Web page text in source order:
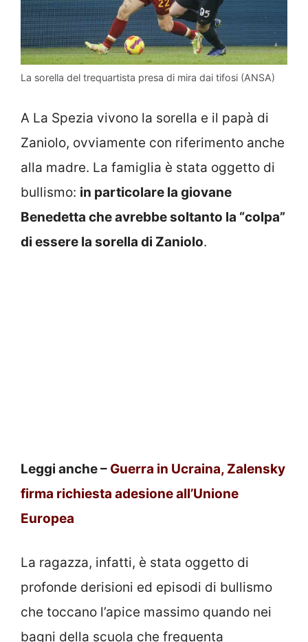
La sorella del trequartista presa di mira dai tifosi (ANSA)
A La Spezia vivono la sorella e il papà di
Zaniolo, ovviamente con riferimento anche
alla madre. La famiglia è stata oggetto di
bullismo: in particolare la giovane
Benedetta che avrebbe soltanto la “colpa”
di essere la sorella di Zaniolo.
Leggi anche – Guerra in Ucraina, Zalensky
firma richiesta adesione all’Unione
Europea
La ragazza, infatti, è stata oggetto di
profonde derisioni ed episodi di bullismo
che toccano l’apice massimo quando nei
bagni della scuola che frequenta